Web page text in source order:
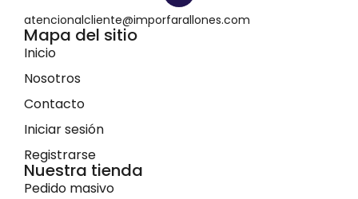
atencionalcliente@imporfarallones.com
Mapa del sitio
Inicio
Nosotros
Contacto
Iniciar sesión
Registrarse
Nuestra tienda
Pedido masivo